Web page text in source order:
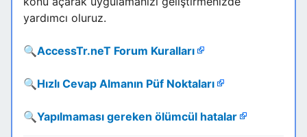
yardımcı oluruz.
🔍AccessTr.neT Forum Kuralları
🔍 Hızlı Cevap Almanın Püf Noktaları
🔍Yapılmaması gereken ölümcül hatalar